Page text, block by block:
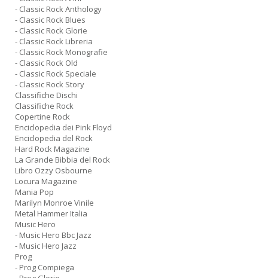
- Classic Rock Anthology
- Classic Rock Blues
- Classic Rock Glorie
- Classic Rock Libreria
- Classic Rock Monografie
- Classic Rock Old
- Classic Rock Speciale
- Classic Rock Story
Classifiche Dischi
Classifiche Rock
Copertine Rock
Enciclopedia dei Pink Floyd
Enciclopedia del Rock
Hard Rock Magazine
La Grande Bibbia del Rock
Libro Ozzy Osbourne
Locura Magazine
Mania Pop
Marilyn Monroe Vinile
Metal Hammer Italia
Music Hero
- Music Hero Bbc Jazz
- Music Hero Jazz
Prog
- Prog Compiega